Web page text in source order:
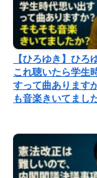
【ひろゆき】ひろ
これ聴いたら学生
すって曲あります
も音楽きいてまし